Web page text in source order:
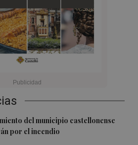
del municipio castellonense
por el incendio